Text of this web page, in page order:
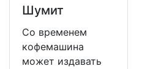
Шумит
Со временем
кофемашина
может издавать